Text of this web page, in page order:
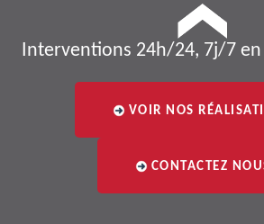
Interventions 24h/24, 7j/7 en
VOIR NOS
CONTACTEZ